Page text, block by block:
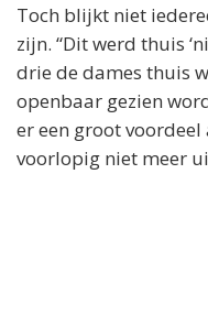
Toch blijkt niet
zijn. “Dit werd thuis
drie de dames thuis
openbaar gezien
er een groot
voorlopig niet meer